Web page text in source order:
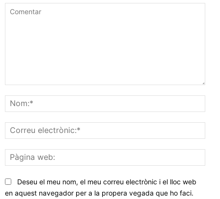
web:
Deseu el meu nom, el meu correu electrònic i el lloc web
en aquest navegador per a la propera vegada que ho faci.